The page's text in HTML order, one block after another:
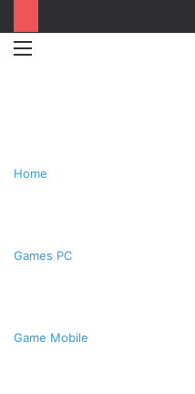
Home
Games PC
Game Mobile